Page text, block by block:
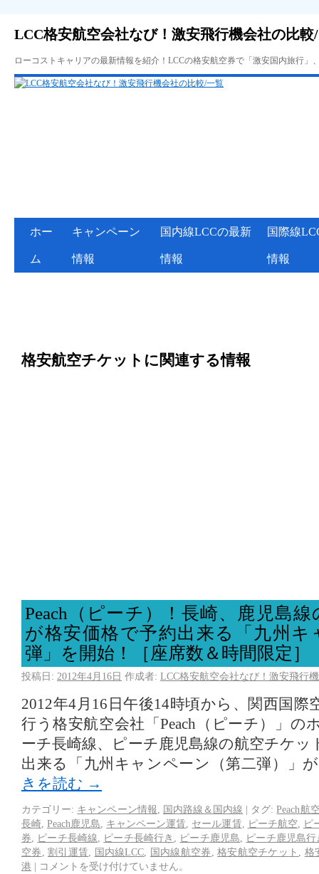
LCC格安航空会社なび！激安飛行機会社の比較
ローコストキャリアの最新情報を紹介！LCCの格安航空券で「激安国内旅行
ホー
ム
キャンペーン
情報
国内線LCCの最新
情報
国際線
情報
格安航空チケットに関連する情報
Peach（ピーチ）！長崎、鹿児島
が格安価格で予約出来る「九州キ
弾」を開始！［座席数＆時間限定］
投稿日: 2012年4月16日 作成者: LCC格安航空会社なび！激安飛行
2012年4月16日午後14時頃から、関西国際
行う格安航空会社「Peach（ピーチ）」の
ーチ長崎線、ピーチ鹿児島線の航空チケッ
出来る「九州キャンペーン（第二弾）」
きを読む →
カテゴリー: キャンペーン情報 国内路線＆国内線 | タグ: Peach航
長崎 ,Peach鹿児島 キャンペーン運賃 セール運賃 ピーチ航空
ピ
券
ピーチ長崎線 ピーチ長崎行き ピーチ鹿児島
ピーチ鹿児島行
空券
割引運賃 国内線LCC 国内線航空券 格安航空チケット
格
港 | コメントを受け付けていません。